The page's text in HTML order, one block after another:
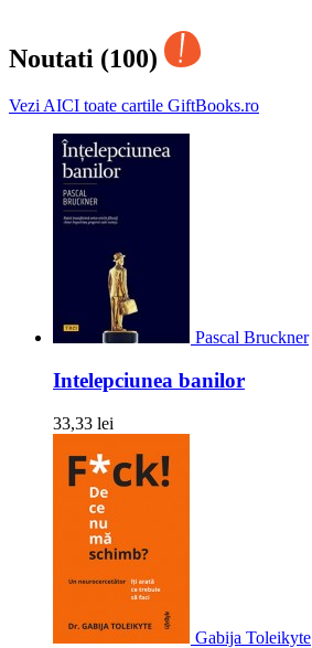
Noutati (100)
Vezi AICI toate cartile GiftBooks.ro
Pascal Bruckner
Intelepciunea banilor
33,33 lei
Gabija Toleikyte